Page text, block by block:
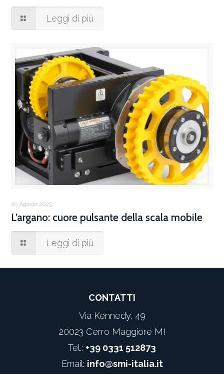
Leggi di più
20 Agosto 2025
L’argano: cuore pulsante della scala mobile
Leggi di più
CONTATTI
Via Kennedy, 49
20023 Cerro Maggiore MI
Tel.: +39 0331 512873
Email: info@smi-italia.it